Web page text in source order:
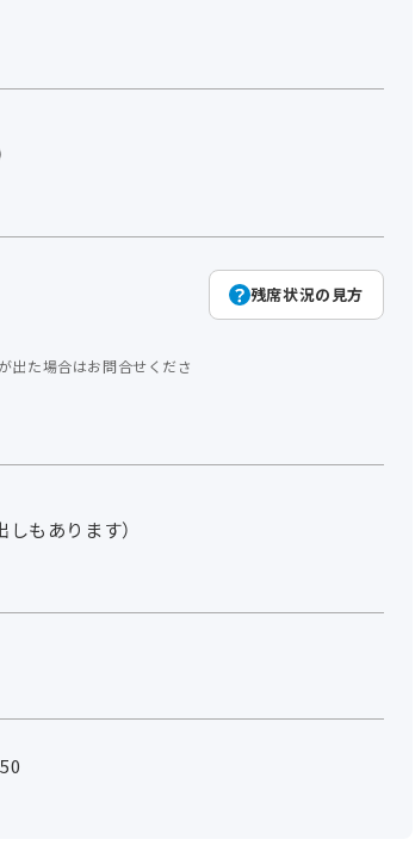
出た場合はお問合せくださ
残席状況の見方
もあります）